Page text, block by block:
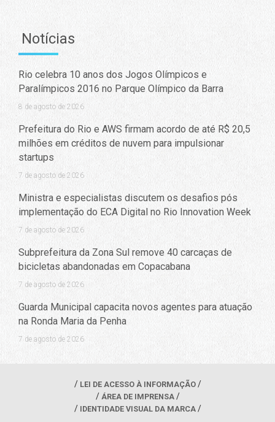
Notícias
Rio celebra 10 anos dos Jogos Olímpicos e
Paralímpicos 2016 no Parque Olímpico da Barra
8 de agosto de 2026
Prefeitura do Rio e AWS firmam acordo de até R$ 20,5
milhões em créditos de nuvem para impulsionar
startups
7 de agosto de 2026
Ministra e especialistas discutem os desafios pós
implementação do ECA Digital no Rio Innovation Week
7 de agosto de 2026
Subprefeitura da Zona Sul remove 40 carcaças de
bicicletas abandonadas em Copacabana
7 de agosto de 2026
Guarda Municipal capacita novos agentes para atuação
na Ronda Maria da Penha
7 de agosto de 2026
LEI DE ACESSO À INFORMAÇÃO
ÁREA DE IMPRENSA
IDENTIDADE VISUAL DA MARCA